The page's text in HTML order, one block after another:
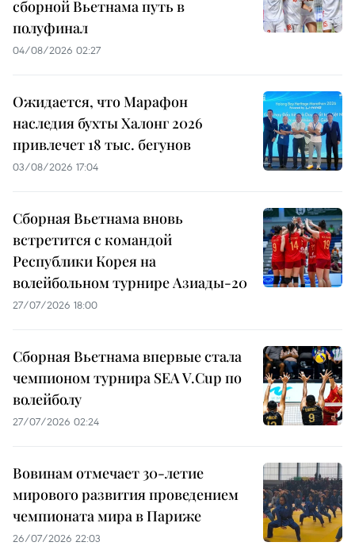
сборной Вьетнама путь в
полуфинал
04/08/2026 02:27
Ожидается, что Марафон
наследия бухты Халонг 2026
привлечет 18 тыс. бегунов
03/08/2026 17:04
Сборная Вьетнама вновь
встретится с командой
Республики Корея на
волейбольном турнире Азиады-20
27/07/2026 18:00
Сборная Вьетнама впервые стала
чемпионом турнира SEA V.Cup по
волейболу
27/07/2026 02:24
Вовинам отмечает 30-летие
мирового развития проведением
чемпионата мира в Париже
26/07/2026 22:03